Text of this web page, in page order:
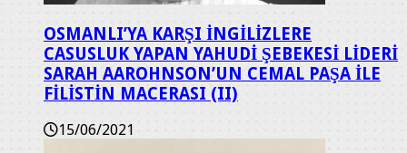
OSMANLI’YA KARŞI İNGİLİZLERE
CASUSLUK YAPAN YAHUDİ ŞEBEKESİ LİDERİ
SARAH AAROHNSON’UN CEMAL PAŞA İLE
FİLİSTİN MACERASI (II)
15/06/2021